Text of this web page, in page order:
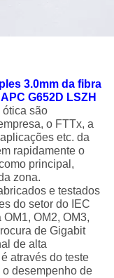
3.0mm da fibra
G652D LSZH
ótica são
o FTTx, a
etc. da
rapidamente o
principal,
zona.
e testados
do setor do IEC
OM2, OM3,
de Gigabit
de alta
através do teste
desempenho de